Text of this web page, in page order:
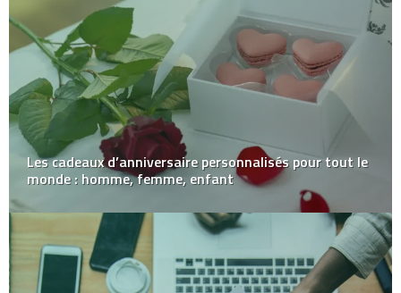
Les cadeaux d’anniversaire personnalisés pour tout le
monde : homme, femme, enfant